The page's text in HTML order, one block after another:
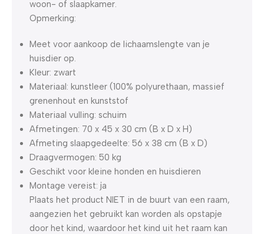
woon- of slaapkamer.
Opmerking:
Meet voor aankoop de lichaamslengte van je
huisdier op.
Kleur: zwart
Materiaal: kunstleer (100% polyurethaan, massief
grenenhout en kunststof
Materiaal vulling: schuim
Afmetingen: 70 x 45 x 30 cm (B x D x H)
Afmeting slaapgedeelte: 56 x 38 cm (B x D)
Draagvermogen: 50 kg
Geschikt voor kleine honden en huisdieren
Montage vereist: ja
Plaats het product NIET in de buurt van een raam,
aangezien het gebruikt kan worden als opstapje
door het kind, waardoor het kind uit het raam kan